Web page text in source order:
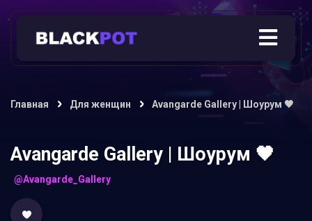
Главная Для женщин Avangarde Gallery | Шоурум 🖤
Avangarde Gallery | Шоурум 🖤
@Avangarde_Gallery